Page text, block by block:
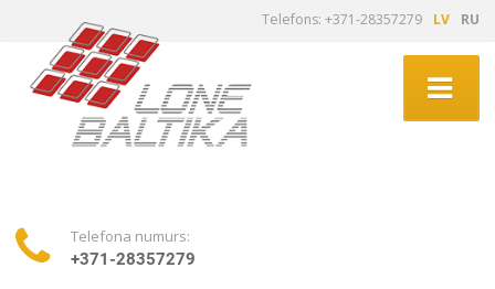
Telefons: +371-28357279 LV RU
Telefona numurs:
+371-28357279